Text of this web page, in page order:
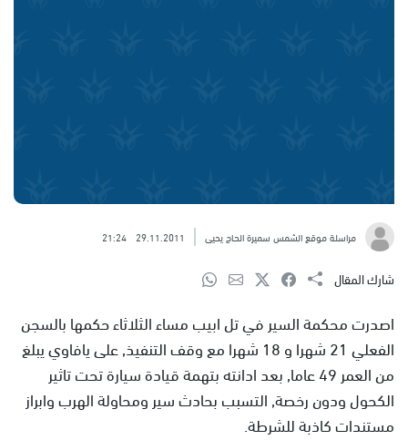
مراسلة موقع الشمس سميرة الحاج يحيى 29.11.2011
21:24
شارك المقال
اصدرت محكمة السير في تل ابيب مساء الثلاثاء حكمها بالسجن
الفعلي 21 شهرا و 18 شهرا مع وقف التنفيذ, على يافاوي يبلغ
من العمر 49 عاما, بعد ادانته بتهمة قيادة سيارة تحت تاثير
الكحول ودون رخصة, التسبب بحادث سير ومحاولة الهرب وابراز
مستندات كاذبة للشرطة.